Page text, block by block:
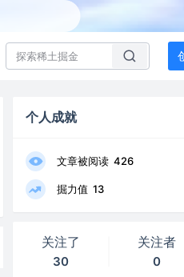
个人成就
文章被阅读 426
掘力值 13
关注了
30
关注者
0